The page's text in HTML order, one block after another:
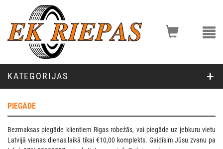
KATEGORIJAS
PIEGĀDE
Bezmaksas piegāde klientiem Rigas robežās, vai piegāde uz jebkuru vietu
Latvijā vienas dienas laikā tikai €10,00 komplekts. Gaidīsim Jūsu zvanu pa